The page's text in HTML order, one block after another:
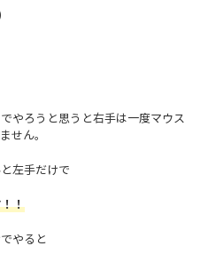
やろうと思うと右手は一度マウス
せん。
左手だけで
！
やると